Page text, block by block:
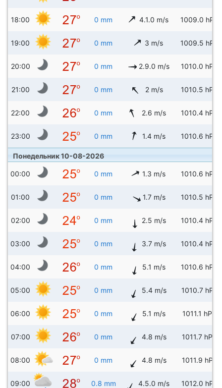
18:00 0 mm 4.1.0 m/s 1009.0 hPa
19:00 0 mm 3 m/s 1009.5 hPa
20:00 0 mm 2.9.0 m/s 1010.0 hPa
21:00 0 mm 2 m/s 1010.5 hPa
22:00 0 mm 2.6 m/s 1010.4 hPa
23:00 0 mm 1.4 m/s 1010.6 hPa
Понедельник 10-08-2026
00:00 0 mm 1.3 m/s 1010.6 hPa
01:00 0 mm 1.7 m/s 1010.5 hPa
02:00 0 mm 2.5 m/s 1010.4 hPa
03:00 0 mm 3.7 m/s 1010.4 hPa
04:00 0 mm 5.1 m/s 1010.6 hPa
05:00 0 mm 5.4 m/s 1010.7 hPa
06:00 0 mm 5.1 m/s 1011.1 hPa
07:00 0 mm 4.8 m/s 1011.7 hPa
08:00 0 mm 4.8 m/s 1011.9 hPa
09:00 0.8 mm 4.5.0 m/s 1012.0 hPa